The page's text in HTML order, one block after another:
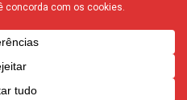
reservados
quem somos